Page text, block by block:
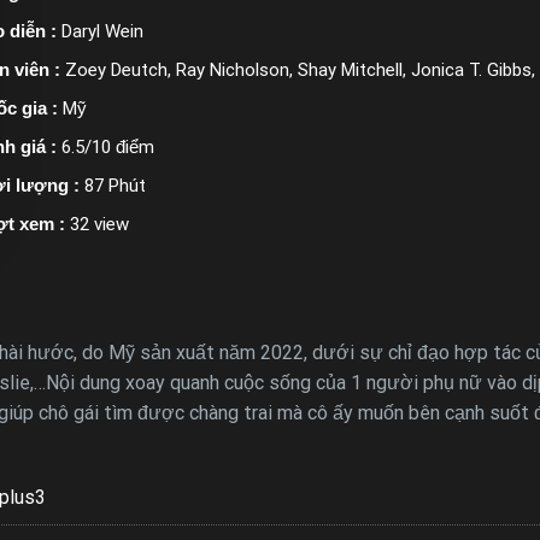
diễn : Daryl Wein
viên : Zoey Deutch, Ray Nicholson, Shay Mitchell, Jonica T.
gia : Mỹ
giá : 6.5/10 điểm
lượng : 87 Phút
xem : 32 view
hước, do Mỹ sản xuất năm 2022, dưới sự chỉ đạo hợp tác
dung xoay quanh cuộc sống của 1 người phụ nữ vào
chô gái tìm được chàng trai mà cô ấy muốn bên cạnh